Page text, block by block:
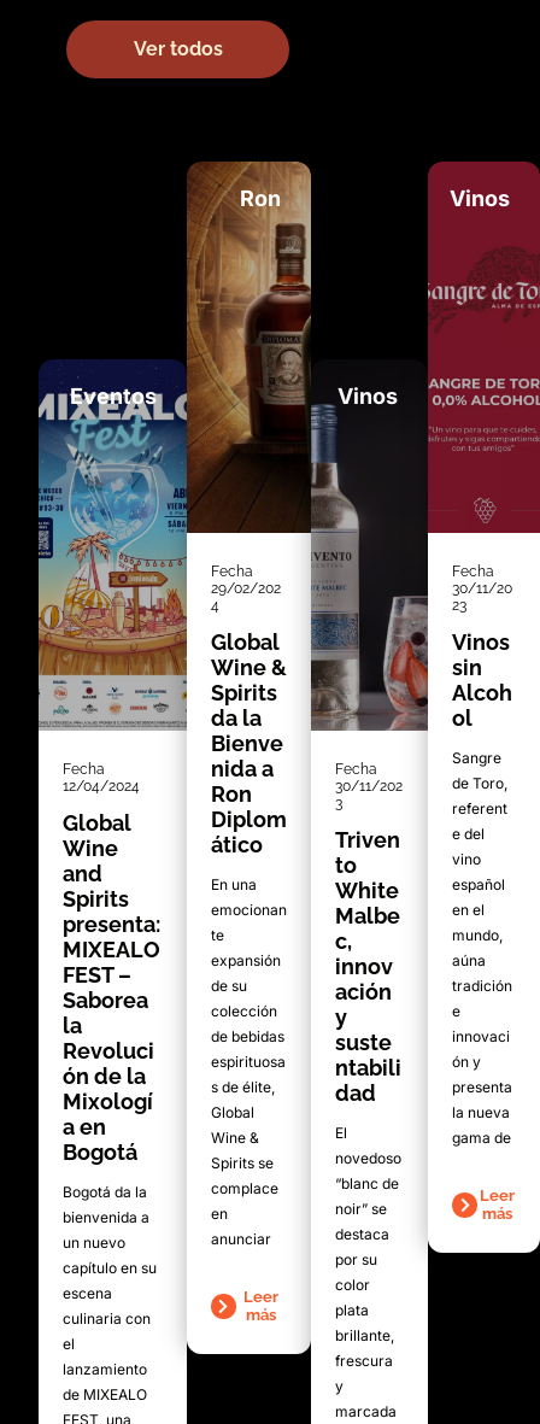
Ver todos
Eventos
Fecha
12/04/2024
Global
Wine
and
Spirits
presenta:
MIXEALO
FEST –
Saborea
la
Revoluci
ón de la
Mixologí
a en
Bogotá
Bogotá da la
bienvenida a
un nuevo
capítulo en su
escena
culinaria con
el
lanzamiento
de MIXEALO
FEST, una
Ron
Fecha
29/02/202
4
Global
Wine &
Spirits
da la
Bienve
nida a
Ron
Diplom
ático
En una
emocionan
te
expansión
de su
colección
de bebidas
espirituosa
s de élite,
Global
Wine &
Spirits se
complace
en
anunciar
Leer
más
Vinos
Fecha
30/11/202
3
Triven
to
White
Malbe
c,
innov
ación
y
suste
ntabili
dad
El
novedoso
“blanc de
noir” se
destaca
por su
color
plata
brillante,
frescura
y
marcada
Vinos
Fecha
30/11/20
23
Vinos
sin
Alcoh
ol
Sangre
de Toro,
referent
e del
vino
español
en el
mundo,
aúna
tradición
e
innovaci
ón y
presenta
la nueva
gama de
Leer
más